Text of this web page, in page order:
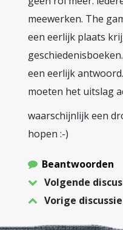
meewerken. The
een eerlijk plaats
een eerlijk
moeten het uitslag
waarschijnlijk een
hopen :-)
Beantwoorden
Volgende
Vorige discussie